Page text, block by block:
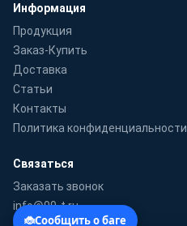
Информация
Продукция
Заказ-Купить
Доставка
Статьи
Контакты
Политика конфиденциальности
Связаться
Заказать звонок
info@99-t.ru